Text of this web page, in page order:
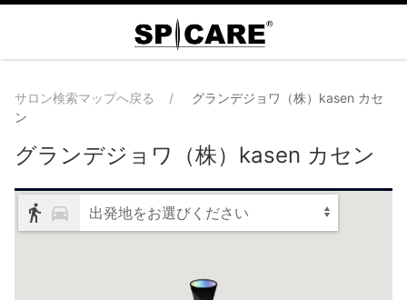
サロン検索マップへ戻る
グランデジョワ（株）kasen カセ
ン
グランデジョワ（株）kasen カセン
出発地をお選びください